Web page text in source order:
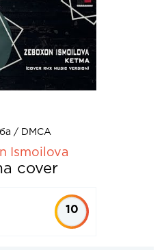
/ DMCA
Ismoilova
cover
10